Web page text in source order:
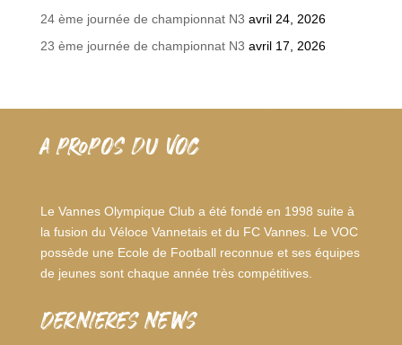
24 ème journée de championnat N3 avril 24, 2026
23 ème journée de championnat N3 avril 17, 2026
A PROPOS DU VOC
Le Vannes Olympique Club a été fondé en 1998 suite à
la fusion du Véloce Vannetais et du FC Vannes. Le VOC
possède une Ecole de Football reconnue et ses équipes
de jeunes sont chaque année très compétitives.
dernieres news